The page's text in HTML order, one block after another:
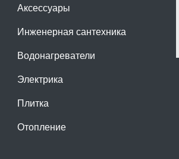
Аксессуары
Инженерная сантехника
Водонагреватели
Электрика
Плитка
Отопление